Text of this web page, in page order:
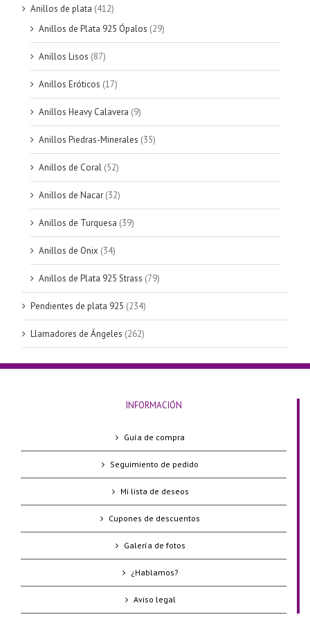
Anillos de plata (412)
Anillos de Plata 925 Ópalos (29)
Anillos Lisos (87)
Anillos Eróticos (17)
Anillos Heavy Calavera (9)
Anillos Piedras-Minerales (35)
Anillos de Coral (52)
Anillos de Nacar (32)
Anillos de Turquesa (39)
Anillos de Onix (34)
Anillos de Plata 925 Strass (79)
Pendientes de plata 925 (234)
Llamadores de Ángeles (262)
INFORMACIÓN
Guía de compra
Seguimiento de pedido
Mi lista de deseos
Cupones de descuentos
Galería de fotos
¿Hablamos?
Aviso legal